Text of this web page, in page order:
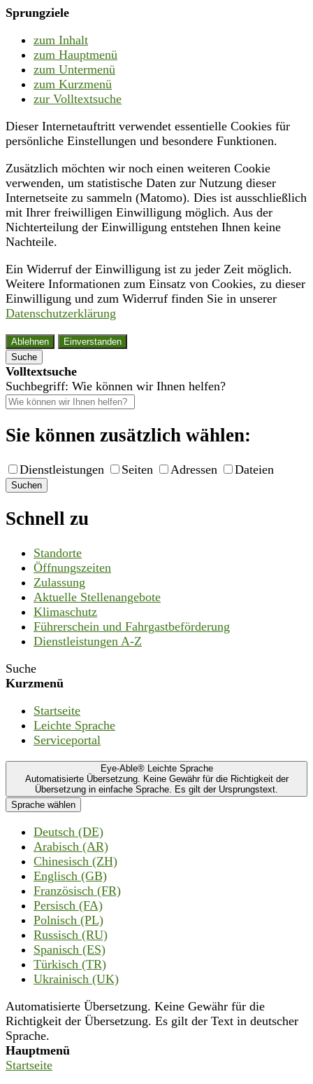
Sprungziele
zum Inhalt
zum Hauptmenü
zum Untermenü
zum Kurzmenü
zur Volltextsuche
Dieser Internetauftritt verwendet essentielle Cookies für
persönliche Einstellungen und besondere Funktionen.
Zusätzlich möchten wir noch einen weiteren Cookie
verwenden, um statistische Daten zur Nutzung dieser
Internetseite zu sammeln (Matomo). Dies ist ausschließlich
mit Ihrer freiwilligen Einwilligung möglich. Aus der
Nichterteilung der Einwilligung entstehen Ihnen keine
Nachteile.
Ein Widerruf der Einwilligung ist zu jeder Zeit möglich.
Weitere Informationen zum Einsatz von Cookies, zu dieser
Einwilligung und zum Widerruf finden Sie in unserer
Datenschutzerklärung
Ablehnen
Einverstanden
Suche
Volltextsuche
Suchbegriff: Wie können wir Ihnen helfen?
Sie können zusätzlich wählen:
Dienstleistungen Seiten Adressen Dateien
Suchen
Schnell zu
Standorte
Öffnungszeiten
Zulassung
Aktuelle Stellenangebote
Klimaschutz
Führerschein und Fahrgastbeförderung
Dienstleistungen A-Z
Suche
Kurzmenü
Startseite
Leichte Sprache
Serviceportal
Eye-Able® Leichte Sprache
Automatisierte Übersetzung. Keine Gewähr für die Richtigkeit der
Übersetzung in einfache Sprache. Es gilt der Ursprungstext.
Sprache wählen
Deutsch (DE)
Arabisch (AR)
Chinesisch (ZH)
Englisch (GB)
Französisch (FR)
Persisch (FA)
Polnisch (PL)
Russisch (RU)
Spanisch (ES)
Türkisch (TR)
Ukrainisch (UK)
Automatisierte Übersetzung. Keine Gewähr für die
Richtigkeit der Übersetzung. Es gilt der Text in deutscher
Sprache.
Hauptmenü
Startseite